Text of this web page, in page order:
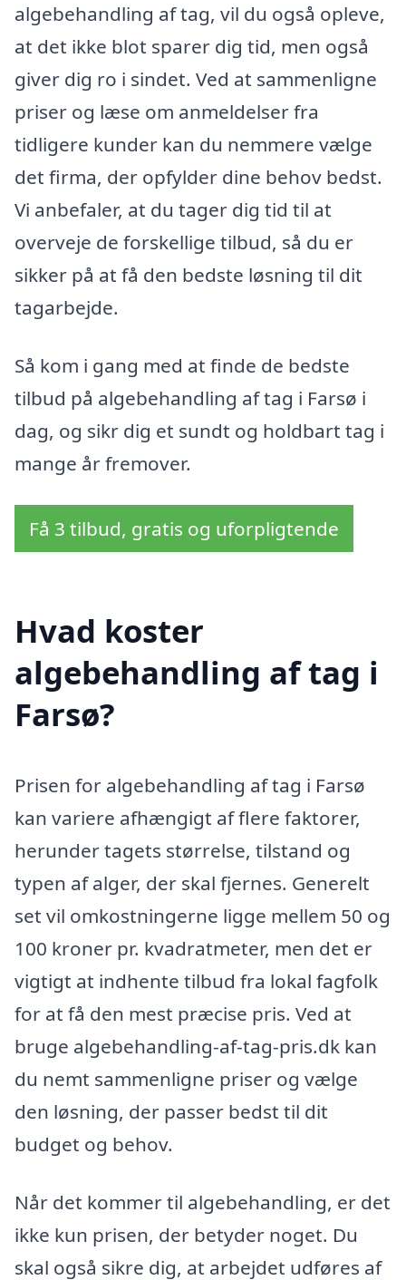
algebehandling af tag, vil du også opleve,
at det ikke blot sparer dig tid, men også
giver dig ro i sindet. Ved at sammenligne
priser og læse om anmeldelser fra
tidligere kunder kan du nemmere vælge
det firma, der opfylder dine behov bedst.
Vi anbefaler, at du tager dig tid til at
overveje de forskellige tilbud, så du er
sikker på at få den bedste løsning til dit
tagarbejde.
Så kom i gang med at finde de bedste
tilbud på algebehandling af tag i Farsø i
dag, og sikr dig et sundt og holdbart tag i
mange år fremover.
Få 3 tilbud, gratis og uforpligtende
Hvad koster
algebehandling af tag i
Farsø?
Prisen for algebehandling af tag i Farsø
kan variere afhængigt af flere faktorer,
herunder tagets størrelse, tilstand og
typen af alger, der skal fjernes. Generelt
set vil omkostningerne ligge mellem 50 og
100 kroner pr. kvadratmeter, men det er
vigtigt at indhente tilbud fra lokal fagfolk
for at få den mest præcise pris. Ved at
bruge algebehandling-af-tag-pris.dk kan
du nemt sammenligne priser og vælge
den løsning, der passer bedst til dit
budget og behov.
Når det kommer til algebehandling, er det
ikke kun prisen, der betyder noget. Du
skal også sikre dig, at arbejdet udføres af